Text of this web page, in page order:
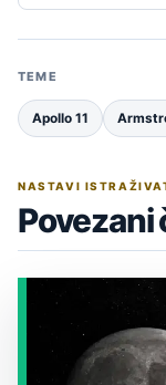
TEME
Apollo 11
NASTAVI
Povezani